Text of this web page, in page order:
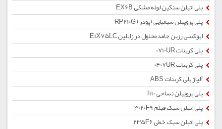
پلی اتیلن سنگین لوله مشکی EX6B
پلی پروپیلن شیمیایی (پودر) RP210G
اپوکسی رزین جامد محلول در زایلین E1X75LC
پلی کربنات 0710UR
پلی کربنات 0407UR
آلیاژ پلی کربنات ABS
پلی پروپیلن نساجی I110
پلی اتیلن سبک فیلم 3020F9
پلی اتیلن سبک خطی 235F6